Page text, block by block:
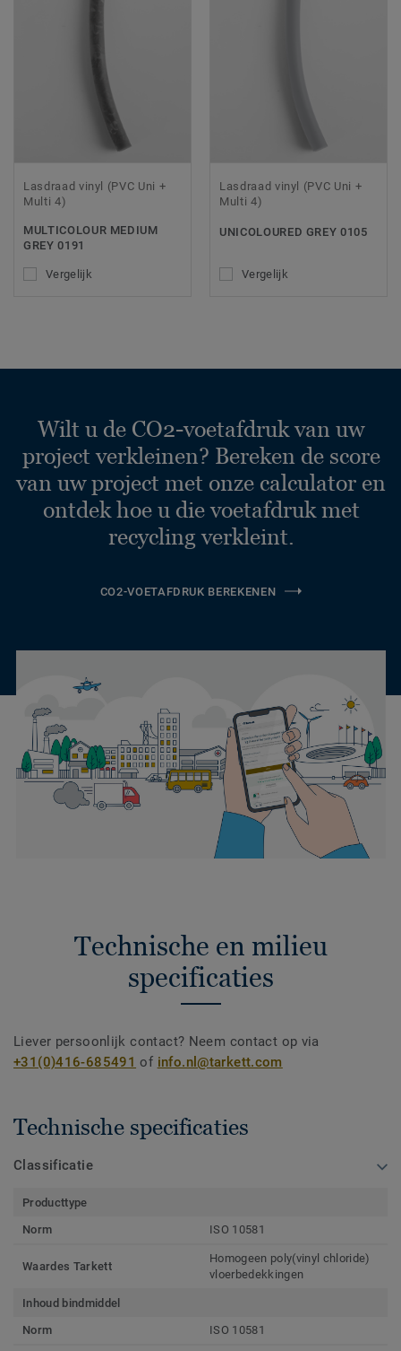
Lasdraad vinyl (PVC Uni +
Multi 4)
MULTICOLOUR MEDIUM
GREY 0191
Vergelijk
Lasdraad vinyl (PVC Uni +
Multi 4)
UNICOLOURED GREY 0105
Vergelijk
Wilt u de CO2-voetafdruk van uw
project verkleinen? Bereken de score
van uw project met onze calculator en
ontdek hoe u die voetafdruk met
recycling verkleint.
CO2-VOETAFDRUK BEREKENEN
Technische en milieu
specificaties
Liever persoonlijk contact? Neem contact op via
+31(0)416-685491 of info.nl@tarkett.com
Technische specificaties
Classificatie
Producttype
Norm
ISO 10581
Waardes Tarkett
Homogeen poly(vinyl chloride)
vloerbedekkingen
Inhoud bindmiddel
Norm
ISO 10581